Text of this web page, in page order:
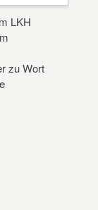
LKH
zu Wort